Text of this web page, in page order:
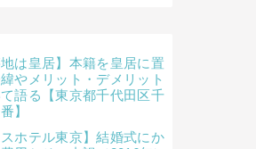
地は皇居】本籍を皇居に置
やメリット・デメリット
語る【東京都千代田区千
】
スホテル東京】結婚式にか